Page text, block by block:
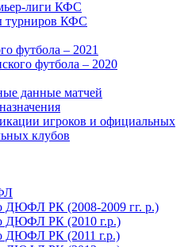
лиги КФС
турниров КФС
футбола – 2021
футбола – 2020
данные матчей
игроков и официальных
клубов
ДЮФЛ РК (2008-2009 гг. р.)
ДЮФЛ РК (2010 г.р.)
ДЮФЛ РК (2011 г.р.)